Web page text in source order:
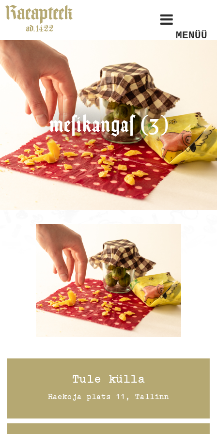
MENÜÜ
mesikangas (3)
Tule külla
Raekoja plats 11, Tallinn